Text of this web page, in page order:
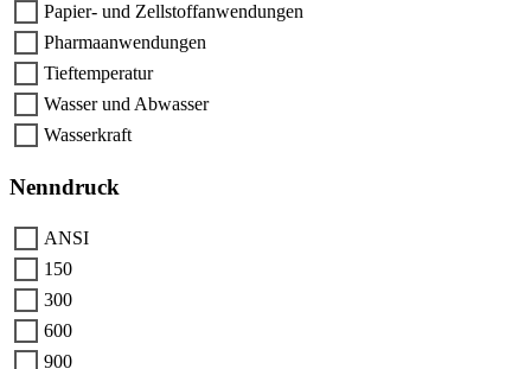
Papier- und Zellstoffanwendungen
Pharmaanwendungen
Tieftemperatur
Wasser und Abwasser
Wasserkraft
Nenndruck
ANSI
150
300
600
900